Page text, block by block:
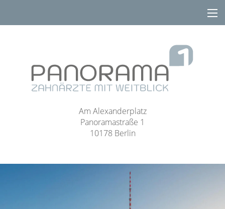
Am Alexanderplatz
Panoramastraße 1
10178 Berlin